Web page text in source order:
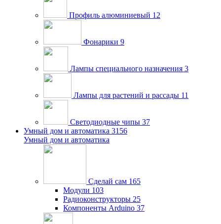
Профиль алюминиевый 12
Фонарики 9
Лампы специального назначения 3
Лампы для растений и рассады 11
Светодиодные чипы 37
Умный дом и автоматика 3156
Умный дом и автоматика
Сделай сам 165
Модули 103
Радиоконструкторы 25
Компоненты Arduino 37